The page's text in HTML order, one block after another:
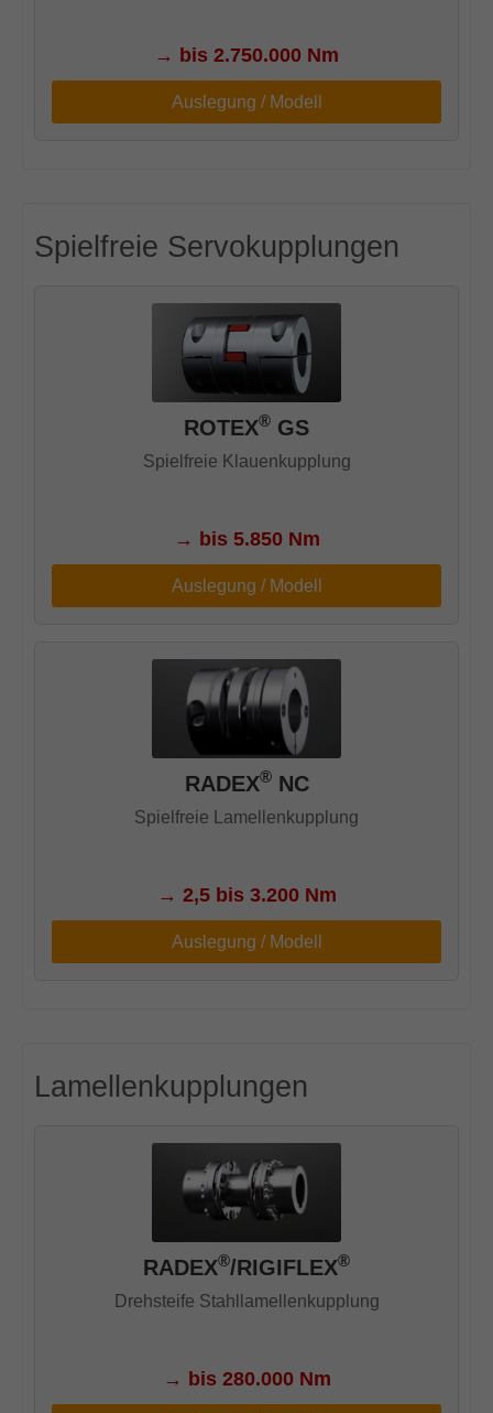
→ bis 2.750.000 Nm
Auslegung / Modell
Spielfreie Servokupplungen
ROTEX® GS
Spielfreie Klauenkupplung
→ bis 5.850 Nm
Auslegung / Modell
RADEX®NC
Spielfreie Lamellenkupplung
→ 2,5 bis 3.200 Nm
Auslegung / Modell
Lamellenkupplungen
RADEX®/RIGIFLEX®
Drehsteife Stahllamellenkupplung
→ bis 280.000 Nm